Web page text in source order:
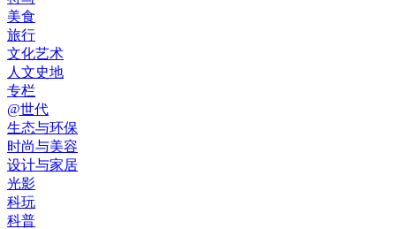
美食
旅行
文化艺术
人文史地
专栏
@世代
生态与环保
时尚与美容
设计与家居
光影
科玩
科普